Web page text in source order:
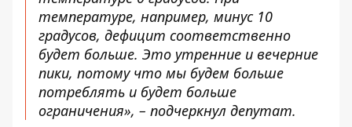
температуре, например, минус 10
градусов, дефицит соответственно
будет больше. Это утренние и вечерние
пики, потому что мы будем больше
потреблять и будет больше
ограничения», – подчеркнул депутат.